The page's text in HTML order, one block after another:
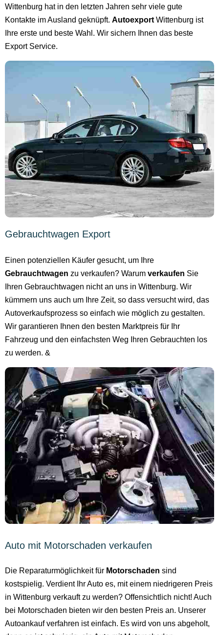
Wittenburg hat in den letzten Jahren sehr viele gute
Kontakte im Ausland geknüpft. Autoexport Wittenburg ist
Ihre erste und beste Wahl. Wir sichern Ihnen das beste
Export Service.
Gebrauchtwagen Export
Einen potenziellen Käufer gesucht, um Ihre
Gebrauchtwagen zu verkaufen? Warum verkaufen Sie
Ihren Gebrauchtwagen nicht an uns in Wittenburg. Wir
kümmern uns auch um Ihre Zeit, so dass versucht wird, das
Autoverkaufsprozess so einfach wie möglich zu gestalten.
Wir garantieren Ihnen den besten Marktpreis für Ihr
Fahrzeug und den einfachsten Weg Ihren Gebrauchten los
zu werden. &
Auto mit Motorschaden verkaufen
Die Reparaturmöglichkeit für Motorschaden sind
kostspielig. Verdient Ihr Auto es, mit einem niedrigeren Preis
in Wittenburg verkauft zu werden? Offensichtlich nicht! Auch
bei Motorschaden bieten wir den besten Preis an. Unserer
Autoankauf verfahren ist einfach. Es wird von uns abgeholt,